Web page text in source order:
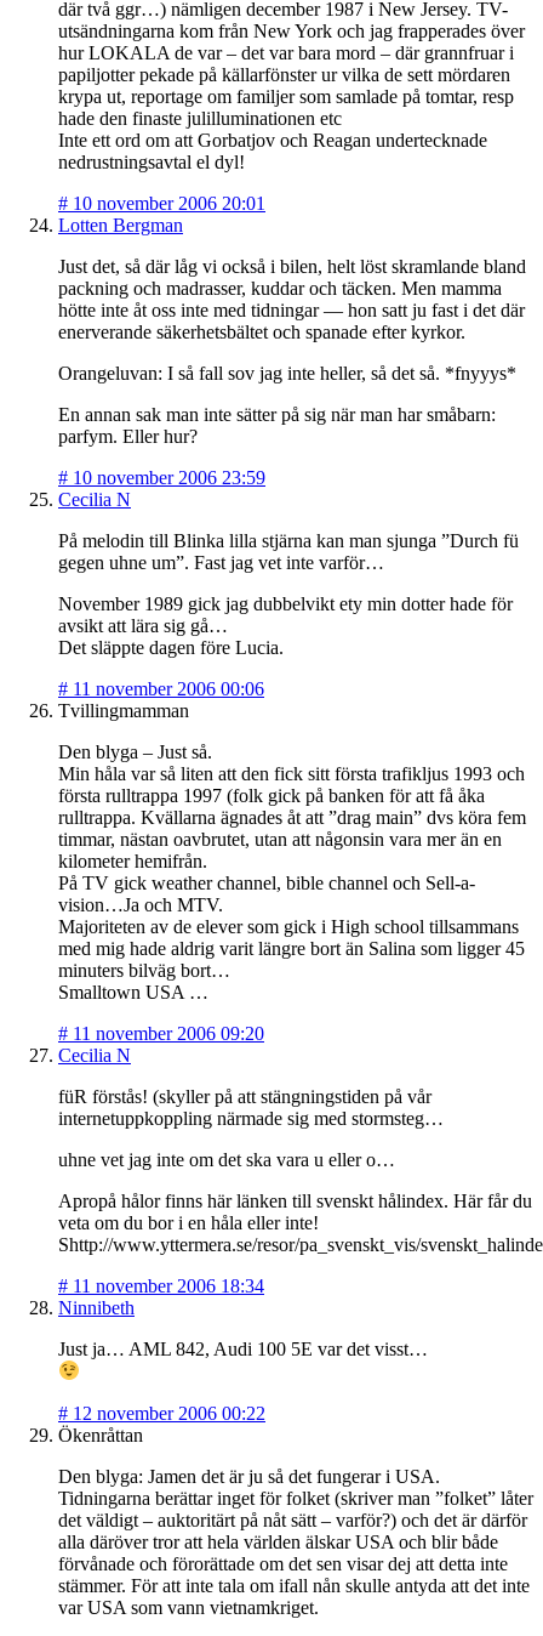
där två ggr…) nämligen december 1987 i New Jersey. TV-
utsändningarna kom från New York och jag frapperades över
hur LOKALA de var – det var bara mord – där grannfruar i
papiljotter pekade på källarfönster ur vilka de sett mördaren
krypa ut, reportage om familjer som samlade på tomtar, resp
hade den finaste julilluminationen etc
Inte ett ord om att Gorbatjov och Reagan undertecknade
nedrustningsavtal el dyl!
# 10 november 2006 20:01
Lotten Bergman
Just det, så där låg vi också i bilen, helt löst skramlande bland
packning och madrasser, kuddar och täcken. Men mamma
hötte inte åt oss inte med tidningar — hon satt ju fast i det där
enerverande säkerhetsbältet och spanade efter kyrkor.
Orangeluvan: I så fall sov jag inte heller, så det så. *fnyyys*
En annan sak man inte sätter på sig när man har småbarn:
parfym. Eller hur?
# 10 november 2006 23:59
Cecilia N
På melodin till Blinka lilla stjärna kan man sjunga ”Durch fü
gegen uhne um”. Fast jag vet inte varför…
November 1989 gick jag dubbelvikt ety min dotter hade för
avsikt att lära sig gå…
Det släppte dagen före Lucia.
# 11 november 2006 00:06
Tvillingmamman
Den blyga – Just så.
Min håla var så liten att den fick sitt första trafikljus 1993 och
första rulltrappa 1997 (folk gick på banken för att få åka
rulltrappa. Kvällarna ägnades åt att ”drag main” dvs köra fem
timmar, nästan oavbrutet, utan att någonsin vara mer än en
kilometer hemifrån.
På TV gick weather channel, bible channel och Sell-a-
vision…Ja och MTV.
Majoriteten av de elever som gick i High school tillsammans
med mig hade aldrig varit längre bort än Salina som ligger 45
minuters bilväg bort…
Smalltown USA …
# 11 november 2006 09:20
Cecilia N
füR förstås! (skyller på att stängningstiden på vår
internetuppkoppling närmade sig med stormsteg…
uhne vet jag inte om det ska vara u eller o…
Apropå hålor finns här länken till svenskt hålindex. Här får du
veta om du bor i en håla eller inte!
Shttp://www.yttermera.se/resor/pa_svenskt_vis/
# 11 november 2006 18:34
Ninnibeth
Just ja… AML 842, Audi 100 5E var det visst…
# 12 november 2006 00:22
Ökenråttan
Den blyga: Jamen det är ju så det fungerar i USA.
Tidningarna berättar inget för folket (skriver man ”folket” låter
det väldigt – auktoritärt på nåt sätt – varför?) och det är därför
alla däröver tror att hela världen älskar USA och blir både
förvånade och förorättade om det sen visar dej att detta inte
stämmer. För att inte tala om ifall nån skulle antyda att det inte
var USA som vann vietnamkriget.